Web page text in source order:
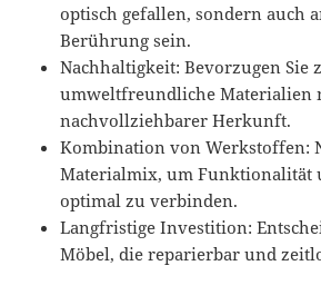
optisch gefallen, sondern auch
Berührung sein.
Nachhaltigkeit: Bevorzugen Sie
umweltfreundliche Materialien
nachvollziehbarer Herkunft.
Kombination von Werkstoffen:
Materialmix, um Funktionalität
optimal zu verbinden.
Langfristige Investition:
Möbel, die reparierbar und